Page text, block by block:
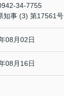
34-7755
知事 (3) 第17561号
08月02日
08月16日